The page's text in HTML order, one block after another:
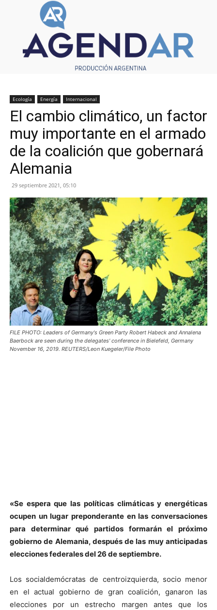
Ecología Energía Internacional
El cambio climático, un factor
muy importante en el armado
de la coalición que gobernará
Alemania
29 septiembre 2021, 05:10
FILE PHOTO: Leaders of Germany's Green Party Robert Habeck and Annalena
Baerbock are seen during the delegates' conference in Bielefeld, Germany
November 16, 2019. REUTERS/Leon Kuegeler/File Photo
«Se espera que las políticas climáticas y energéticas
ocupen un lugar preponderante en las conversaciones
para determinar qué partidos formarán el próximo
gobierno de Alemania, después de las muy anticipadas
elecciones federales del 26 de septiembre.
Los socialdemócratas de centroizquierda, socio menor
en el actual gobierno de gran coalición, ganaron las
elecciones por un estrecho margen antes que los